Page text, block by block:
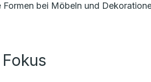
bei Möbeln und